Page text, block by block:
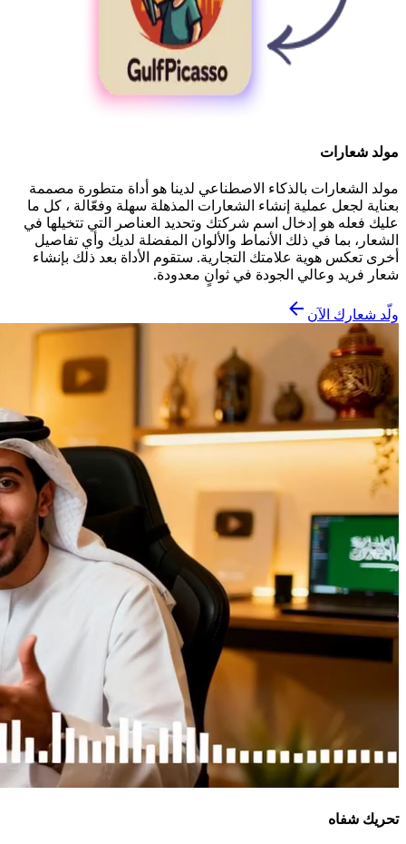
مولد شعارات
مولد الشعارات بالذكاء الاصطناعي لدينا هو أداة متطورة مصممة
بعناية لجعل عملية إنشاء الشعارات المذهلة سهلة وفعّالة ، كل ما
عليك فعله هو إدخال اسم شركتك وتحديد العناصر التي تتخيلها في
الشعار، بما في ذلك الأنماط والألوان المفضلة لديك وأي تفاصيل
أخرى تعكس هوية علامتك التجارية. ستقوم الأداة بعد ذلك بإنشاء
شعار فريد وعالي الجودة في ثوانٍ معدودة.
ولّد شعارك الآن
تحريك شفاه